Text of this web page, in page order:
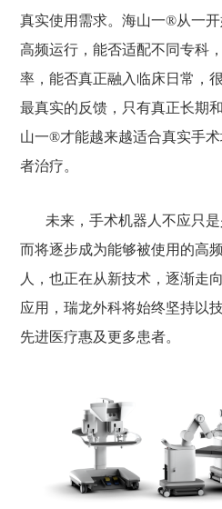
真实使用需求。海山一®从一
高频运行，能否适配不同专科
率，能否真正融入临床日常，
最真实的反馈，只有真正长期
山一®才能越来越适合真实手
者治疗。
未来，手术机器人不应只
而将逐步成为能够被使用的高
人，也正在从新技术，逐渐走
应用，瑞龙外科将始终坚持以
先进医疗惠及更多患者。